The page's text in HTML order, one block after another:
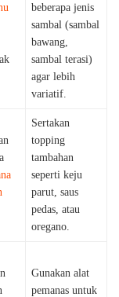
beberapa jenis
sambal (sambal
bawang,
sambal terasi)
agar lebih
variatif.
Sertakan
topping
tambahan
seperti keju
parut, saus
pedas, atau
oregano.
Gunakan alat
pemanas untuk